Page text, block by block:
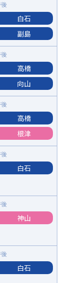
白石
副島
高橋
向山
高橋
根津
白石
神山
白石